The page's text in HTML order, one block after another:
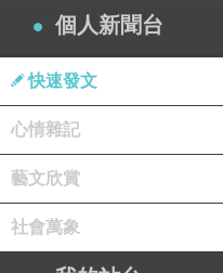
個人新聞台
快速發文
心情雜記
藝文欣賞
社會萬象